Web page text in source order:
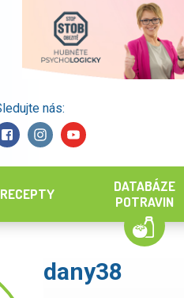
nás:
RECEPTY
DATABÁZE
POTRAVIN
dany38